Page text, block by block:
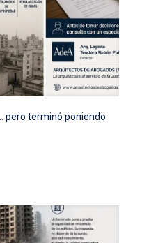
pero terminó poniendo